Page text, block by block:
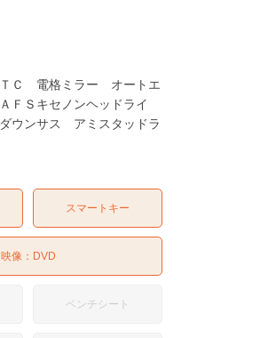
Ｃ 電格ミラー オートエ
Ｓキセノンヘッドライ
ウンサス アミスタッドラ
スマートキー
映像： DVD
ベンチシート